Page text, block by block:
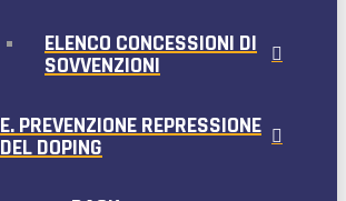
ELENCO CONCESSIONI DI
SOVVENZIONI
E. PREVENZIONE REPRESSIONE
DEL DOPING